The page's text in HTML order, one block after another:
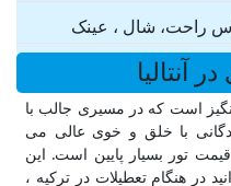
راحت، شال ، عینک
آنتالیا
است که در مسیری جالب با
با خلق و خوی عالی می
تور بسیار پایین است. این
هنگام تعطیلات در ترکیه ،